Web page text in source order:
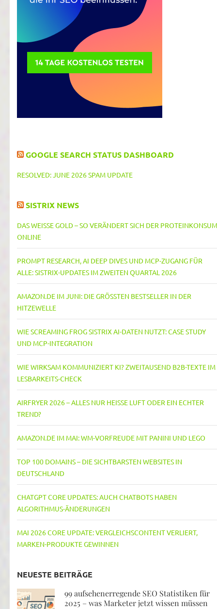
GOOGLE SEARCH STATUS DASHBOARD
RESOLVED: JUNE 2026 SPAM UPDATE
SISTRIX NEWS
DAS WEISSE GOLD – SO VERÄNDERT SICH DER PROTEINKONSUM O
NLINE
PROMPT RESEARCH, AI DEEP DIVES UND MCP-ZUGANG FÜR
ALLE: SISTRIX-UPDATES IM ZWEITEN QUARTAL 2026
AMAZON.DE IM JUNI: DIE GRÖSSTEN BESTSELLER IN DER H
ITZEWELLE
WIE SCREAMING FROG SISTRIX AI-DATEN NUTZT: CASE STUDY
UND MCP-INTEGRATION
WIE WIRKSAM KOMMUNIZIERT KI? ZWEITAUSEND B2B-TEXTE IM
LESBARKEITS-CHECK
AIRFRYER 2026 – ALLES NUR HEISSE LUFT ODER EIN ECHTER T
REND?
AMAZON.DE IM MAI: WM-VORFREUDE MIT PANINI UND LEGO
TOP 100 DOMAINS – DIE SICHTBARSTEN WEBSITES IN
DEUTSCHLAND
CHATGPT CORE UPDATES: AUCH CHATBOTS HABEN
ALGORITHMUS-ÄNDERUNGEN
MAI 2026 CORE UPDATE: VERGLEICHSCONTENT VERLIERT,
MARKEN-PRODUKTE GEWINNEN
NEUESTE BEITRÄGE
99 aufsehenerregende SEO Statistiken für
2025 – was Marketer jetzt wissen müssen